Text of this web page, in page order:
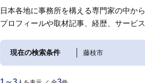
日本各地に事務所を構える専門家の中か
プロフィールや取材記事、経歴、サービ
現在の検索条件 藤枝市